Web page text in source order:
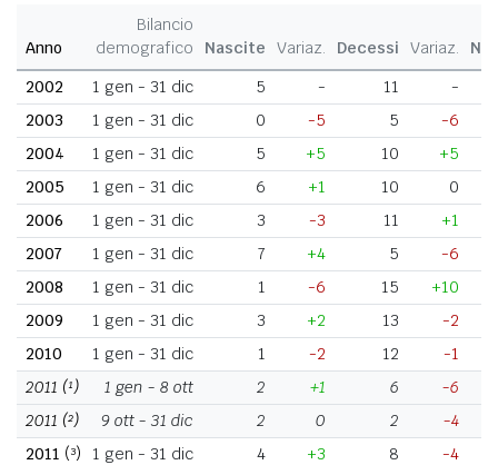
Anno
Bilancio
demografico
Nascite Variaz. Decessi Variaz.
2002
1 gen - 31 dic 5 - 11
-
2003
1 gen - 31 dic 0 -5 5
-6
2004
1 gen - 31 dic 5 +5 10
+5
2005
1 gen - 31 dic 6 +1 10
0
2006
1 gen - 31 dic 3 -3 11
+1
2007
1 gen - 31 dic 7 +4 5
-6
2008
1 gen - 31 dic 1 -6 15
+10
2009
1 gen - 31 dic 3 +2 13
-2
2010
1 gen - 31 dic 1 -2 12
-1
2011 (¹) 1 gen - 8 ott 2 +1 6
-6
2011 (²) 9 ott - 31 dic 2 0 2
-4
2011 (³) 1 gen - 31 dic 4 +3 8
-4